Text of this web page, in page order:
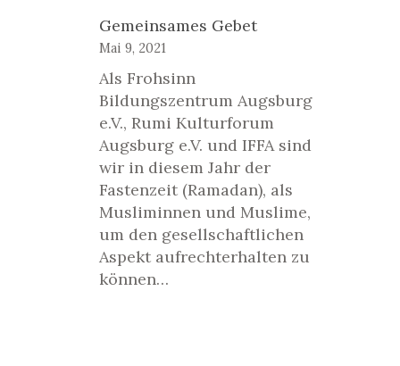
Gemeinsames Gebet
Mai 9, 2021
Als Frohsinn
Bildungszentrum Augsburg
e.V., Rumi Kulturforum
Augsburg e.V. und IFFA sind
wir in diesem Jahr der
Fastenzeit (Ramadan), als
Musliminnen und Muslime,
um den gesellschaftlichen
Aspekt aufrechterhalten zu
können…